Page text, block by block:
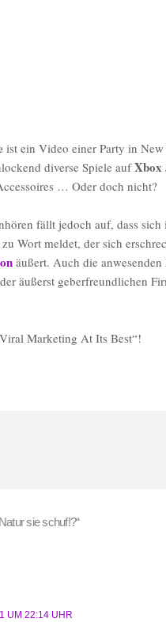
ist ein Video einer Party in
diverse Spiele aufXbox
… Oder doch nicht?
fällt jedoch auf, dass
zu Wort meldet, der sich
äußert. Auch die
äußerst geberfreundlichen
Marketing At Its Best“!
sie schuf!?“
UM 22:14 UHR